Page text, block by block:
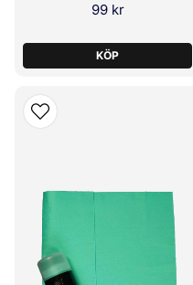
99 kr
KÖP